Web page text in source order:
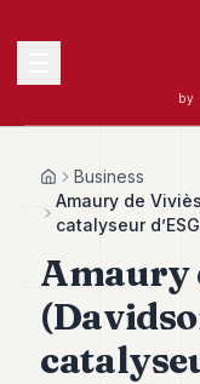
by
Andy
40
Andy
39
Andy
HomeBusiness
Amaury de
catalyseur d’ESG
Amaury